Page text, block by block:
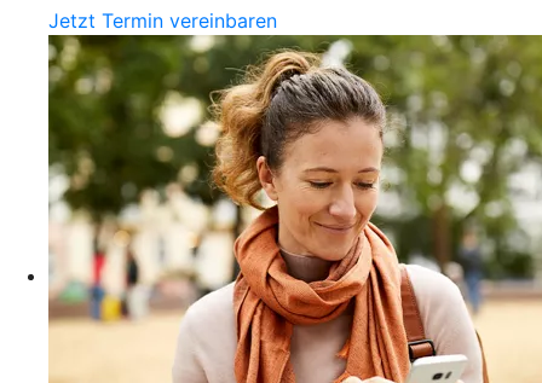
Jetzt Termin vereinbaren